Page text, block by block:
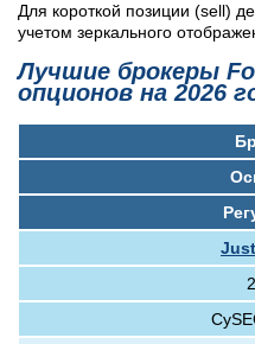
Для короткой позиции (sell)
учетом зеркального
Лучшие брокеры
опционов на 2026